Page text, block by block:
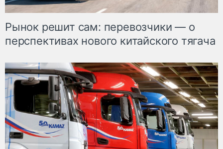
Рынок решит сам: перевозчики — о
перспективах нового китайского тягача